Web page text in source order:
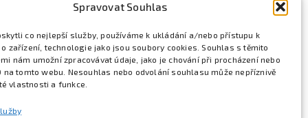
Spravovat Souhlas
co nejlepší služby, používáme k ukládání a/nebo přístupu k
zařízení, technologie jako jsou soubory cookies. Souhlas s těmito
nám umožní zpracovávat údaje, jako je chování při procházení nebo
na tomto webu. Nesouhlas nebo odvolání souhlasu může nepříznivě
vlastnosti a funkce.